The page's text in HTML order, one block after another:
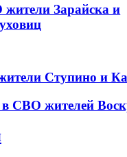
Зарайска и
Ступино и
СВО жителей